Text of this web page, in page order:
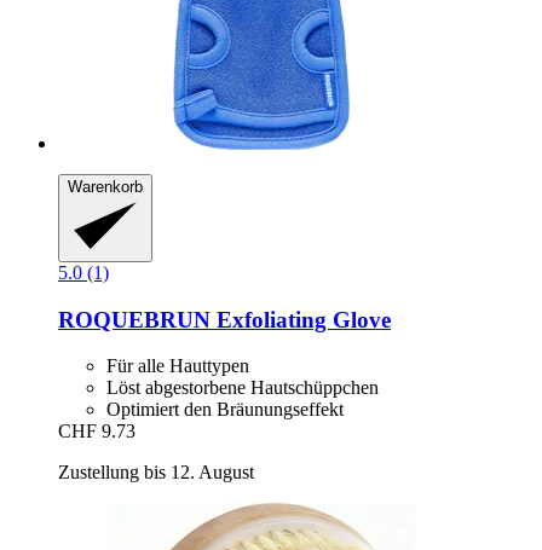
Warenkorb
5.0 (1)
ROQUEBRUN Exfoliating Glove
Für alle Hauttypen
Löst abgestorbene Hautschüppchen
Optimiert den Bräunungseffekt
CHF 9.73
Zustellung bis 12. August